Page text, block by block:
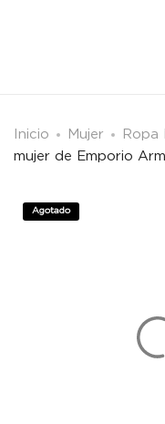
Inicio Mujer Ropa
mujer de Emporio
Agotado